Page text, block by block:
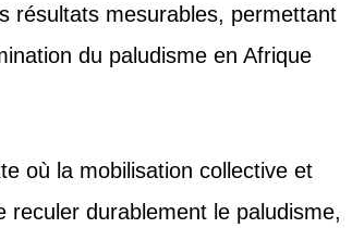
résultats mesurables, permettant
du paludisme en Afrique
où la mobilisation collective et
reculer durablement le paludisme,